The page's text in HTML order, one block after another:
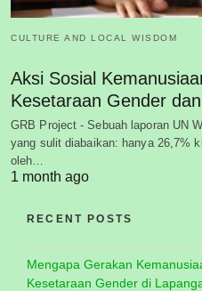
CULTURE AND LOCAL WISDOM
Aksi Sosial
Kesetaraan Gender
GRB Project - Sebuah laporan UN
yang sulit diabaikan: hanya 26,7%
oleh…
1 month ago
RECENT POSTS
Mengapa Gerakan
Kesetaraan Gender di